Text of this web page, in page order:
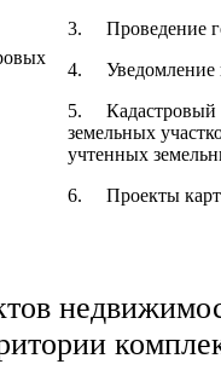
3.
Проведение
4.
Уведомление
5.
Кадастровый
земельных
учтенных
6.
Проекты